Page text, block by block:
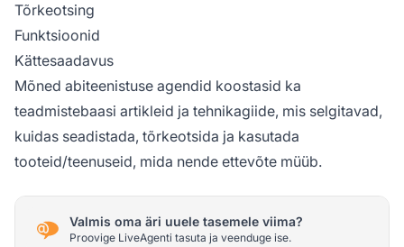
Tõrkeotsing
Funktsioonid
Kättesaadavus
Mõned abiteenistuse agendid koostasid ka
teadmistebaasi artikleid ja tehnikagiide, mis selgitavad,
kuidas seadistada, tõrkeotsida ja kasutada
tooteid/teenuseid, mida nende ettevõte müüb.
Valmis oma äri uuele tasemele viima?
Proovige LiveAgenti tasuta ja veenduge ise.